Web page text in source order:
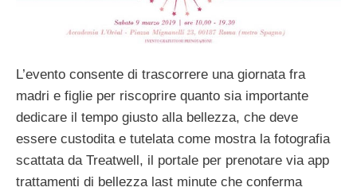
L’evento consente di trascorrere una giornata fra
madri e figlie per riscoprire quanto sia importante
dedicare il tempo giusto alla bellezza, che deve
essere custodita e tutelata come mostra la fotografia
scattata da Treatwell, il portale per prenotare via app
trattamenti di bellezza last minute che conferma